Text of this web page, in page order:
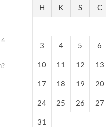
H K S C
3 4 5 6
10 11 12 13
17 18 19 20
24 25 26 27
31